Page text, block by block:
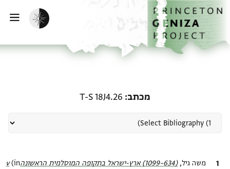
לתוכןהבית
הפעלת מצב כהה
מכתב T-S 18J4.26
ציטוט
משה גיל, (634–1099) ארץ-ישראל בתקופה המוסלמית הראשונהv‎
(in